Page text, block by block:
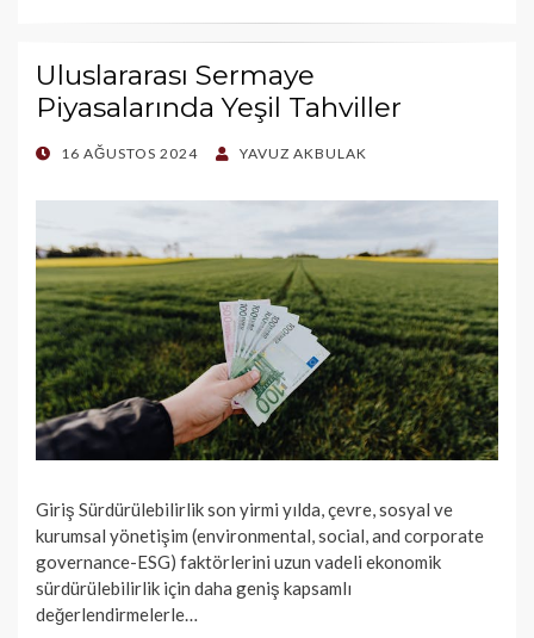
Uluslararası Sermaye
Piyasalarında Yeşil Tahviller
POSTED
16 AĞUSTOS 2024 YAVUZ AKBULAK
Giriş Sürdürülebilirlik son yirmi yılda, çevre, sosyal ve
kurumsal yönetişim (environmental, social, and corporate
governance-ESG) faktörlerini uzun vadeli ekonomik
sürdürülebilirlik için daha geniş kapsamlı
değerlendirmelerle…